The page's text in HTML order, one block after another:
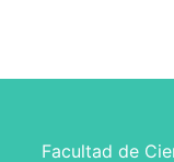
Facultad de